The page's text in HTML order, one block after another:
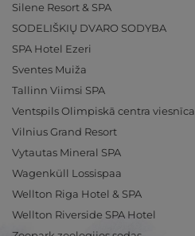
Silene Resort & SPA
SODELIŠKIŲ DVARO SODYBA
SPA Hotel Ezeri
Sventes Muiža
Tallinn Viimsi SPA
Ventspils Olimpiskā centra viesnīca
Vilnius Grand Resort
Vytautas Mineral SPA
Wagenküll Lossispaa
Wellton Riga Hotel & SPA
Wellton Riverside SPA Hotel